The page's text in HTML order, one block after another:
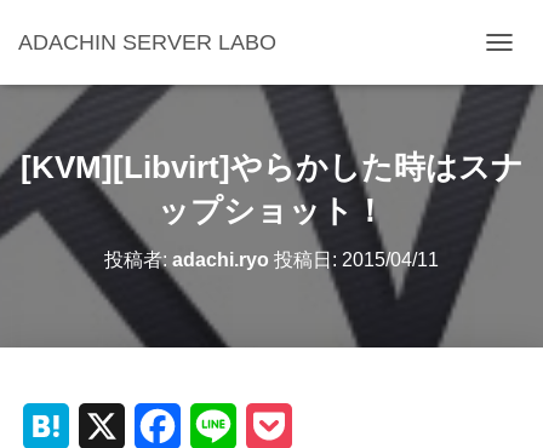
ADACHIN SERVER LABO
ビ
シ
ョ
[KVM][Libvirt]やらかした時はスナ
ップショット！
投稿者: adachi.ryo 投稿日: 2015/04/11